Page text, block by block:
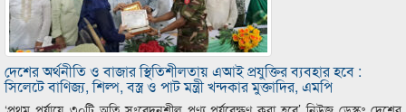
দেশের অর্থনীতি ও বাজার স্থিতিশীলতায় এআই প্রযুক্তির ব্যবহার হবে :
সিলেটে বাণিজ্য, শিল্প, বস্ত্র ও পাট মন্ত্রী খন্দকার মুক্তাদির, এমপি